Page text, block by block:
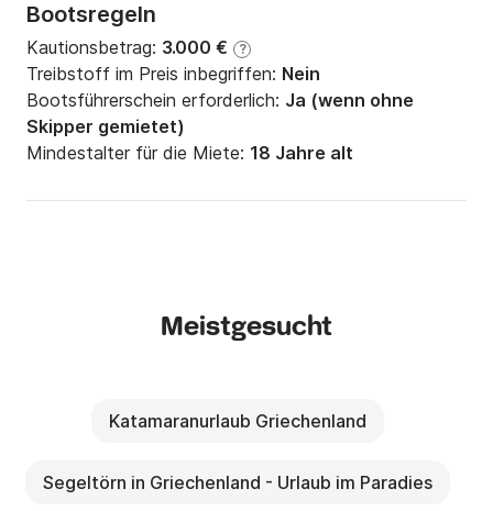
Bootsregeln
Kautionsbetrag: 3.000 € ?
Treibstoff im Preis inbegriffen: Nein
Bootsführerschein erforderlich: Ja (wenn ohne
Skipper gemietet)
Mindestalter für die Miete: 18 Jahre alt
Meistgesucht
Katamaranurlaub Griechenland
Segeltörn in Griechenland - Urlaub im Paradies